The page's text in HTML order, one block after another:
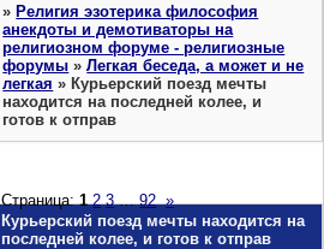
»Религия эзотерика философия
анекдоты и демотиваторы на
религиозном форуме - религиозные
форумы »Легкая беседа, а может и не
легкая »Курьерский поезд мечты
находится на последней колее, и
готов к отправ
Курьерский поезд мечты находится на
последней колее, и готов к отправ
Страница:1 2 3 … 92 »